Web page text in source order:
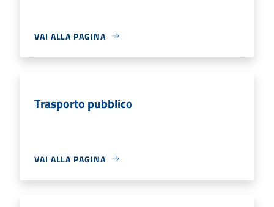
VAI ALLA PAGINA
Trasporto pubblico
VAI ALLA PAGINA